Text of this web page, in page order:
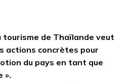
tourisme de Thaïlande veut
actions concrètes pour
du pays en tant que
».